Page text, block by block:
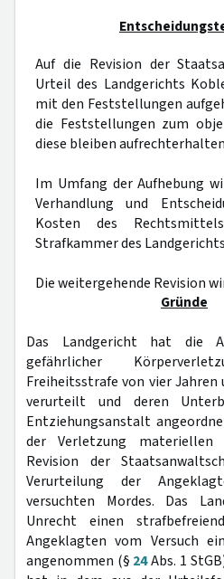
Auf die Revision der
Urteil des Landgerichts
mit den Feststellungen
die Feststellungen zum
diese bleiben
Im Umfang der Aufhebung
Verhandlung und
Kosten des
Strafkammer des
Die weitergehende Revision
Gründe
Das Landgericht hat die
gefährlicher
Freiheitsstrafe von vier Jahren
verurteilt und deren
Entziehungsanstalt
der Verletzung materiellen
Revision der
Verurteilung der
versuchten Mordes. Das
Unrecht einen
Angeklagten vom Versuch
angenommen (§ 24Abs. 1